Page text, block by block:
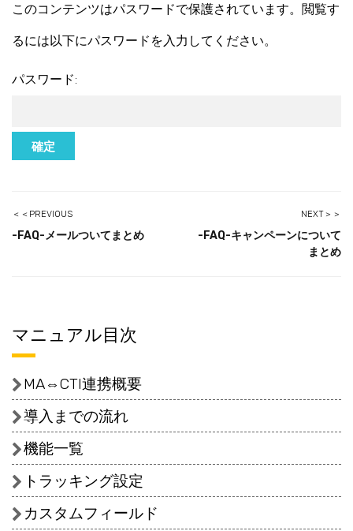
このコンテンツはパスワードで保護されています。閲覧す
るには以下にパスワードを入力してください。
パスワード:
＜＜PREVIOUS
-FAQ-メールついてまとめ
NEXT＞＞
-FAQ-キャンペーンについて
まとめ
マニュアル目次
MA⇔CTI連携概要
導入までの流れ
機能一覧
トラッキング設定
カスタムフィールド